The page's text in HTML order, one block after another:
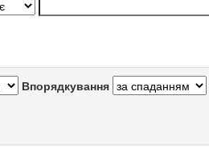
Впорядкування